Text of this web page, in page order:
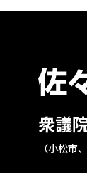
衆議
（小松市